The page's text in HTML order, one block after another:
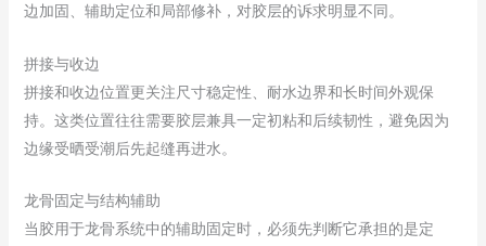
边加固、辅助定位和局部修补，对胶层的诉求明显不同。
拼接与收边
拼接和收边位置更关注尺寸稳定性、耐水边界和长时间外观保
持。这类位置往往需要胶层兼具一定初粘和后续韧性，避免因为
边缘受晒受潮后先起缝再进水。
龙骨固定与结构辅助
当胶用于龙骨系统中的辅助固定时，必须先判断它承担的是定